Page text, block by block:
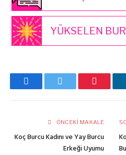
YÜKSELEN
FacebookTwitter Pinterest
ÖNCEKI MAKALE
Koç Burcu Kadını ve Yay Burcu
Erkeği Uyumu